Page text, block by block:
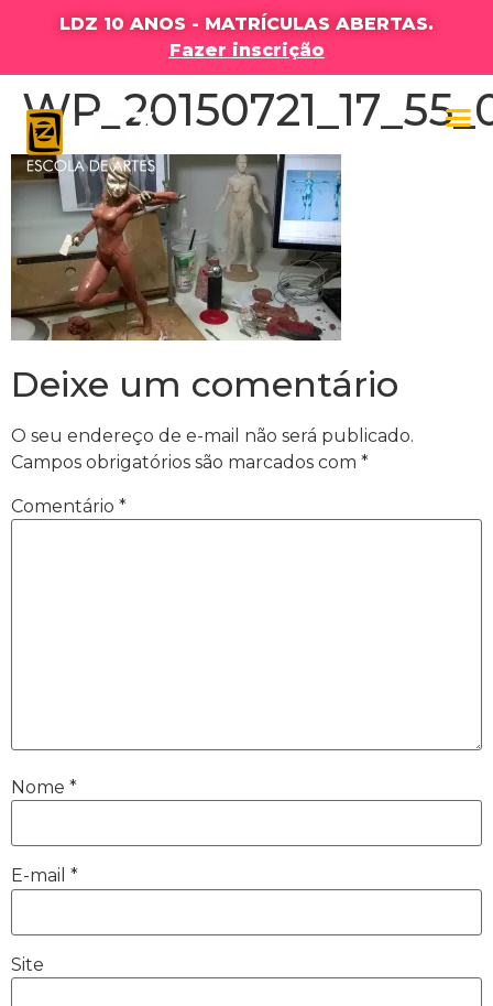
LDZ 10 ANOS - MATRÍCULAS ABERTAS.
Fazer inscrição
Deixe um comentário
O seu endereço de e-mail não será publicado.
Campos obrigatórios são marcados com *
Comentário *
Nome *
E-mail *
Site